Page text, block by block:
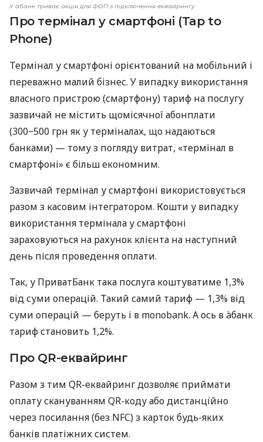
У àбанк триває акція для ФОП з підключення еквайрингу
Про термінал у смартфоні (Tap to
Phone)
Термінал у смартфоні орієнтований на мобільний і
переважно малий бізнес. У випадку використання
власного пристрою (смартфону) тариф на послугу
зазвичай не містить щомісячної абонплати
(300−500 грн як у терміналах, що надаються
банками) — тому з погляду витрат, «термінал в
смартфоні» є більш економним.
Зазвичай термінал у смартфоні використовується
разом з касовим інтегратором. Кошти у випадку
використання термінала у смартфоні
зараховуються на рахунок клієнта на наступний
день після проведення оплати.
Так, у ПриватБанк така послуга коштуватиме 1,3%
від суми операцій. Такий самий тариф — 1,3% від
суми операцій — беруть і в monobank. А ось в àбанк
тариф становить 1,2%.
Про QR-еквайринг
Разом з тим QR-еквайринг дозволяє приймати
оплату скануванням QR-коду або дистанційно
через посилання (без NFC) з карток будь-яких
банків платіжних систем.